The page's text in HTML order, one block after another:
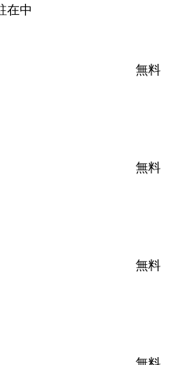
在中
無料
無料
無料